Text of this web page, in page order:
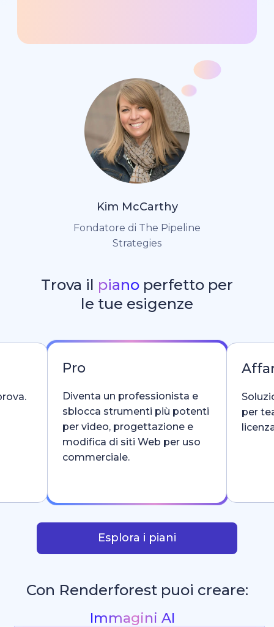
Kim McCarthy
Fondatore di The Pipeline
Strategies
Trova il piano perfetto per
le tue esigenze
Pro
Diventa un professionista e
sblocca strumenti più potenti
per video, progettazione e
modifica di siti Web per uso
commerciale.
per
Esplora i piani
Con Renderforest puoi creare:
Siti Web di intelligenza artificiale